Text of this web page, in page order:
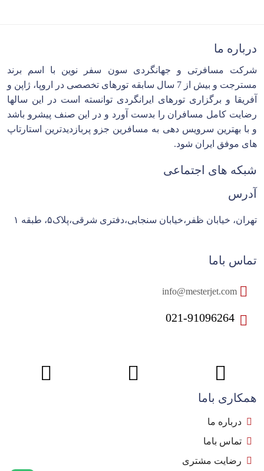
درباره ما
شرکت مسافرتی و جهانگردی سون سفر نوین با اسم برند
مسترجت و بیش از 7 سال سابقه تورهای تخصصی در اروپا، ژاپن و
آفریقا و برگزاری تورهای ایرانگردی توانسته است در این سالها
رضایت کامل مسافران را بدست آورد و در این صنف پیشرو باشد
و با بهترین سرویس دهی به مسافرین جزو پربازدیدترین استارتاپ
های موفق ایران شود.
شبکه های اجتماعی
آدرس
تهران، خیابان ظفر،خیابان سنجابی،دفتری شرقی،پلاک۵، طبقه ۱
تماس باما
021-91096264
همکاری باما
درباره ما
تماس باما
رضایت مشتری